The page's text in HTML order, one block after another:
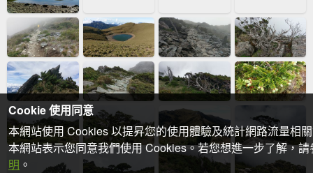
Cookie 使用同意
本網站使用 Cookies 以提昇您的使用體驗及統計網路流量相
本網站表示您同意我們使用 Cookies。若您想進一步了解，
明 。